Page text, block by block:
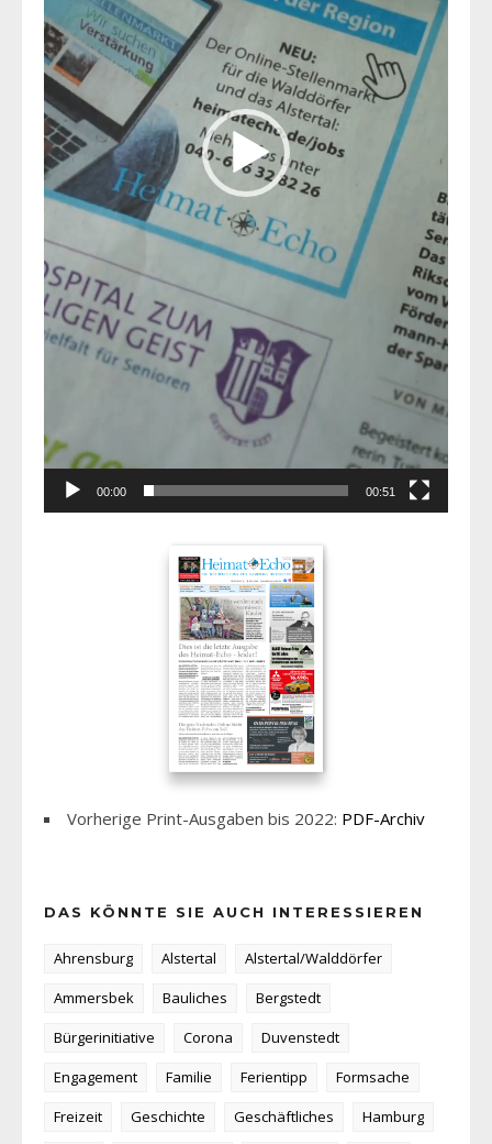
00:00 00:51
Vorherige Print-Ausgaben bis 2022: PDF-Archiv
DAS KÖNNTE SIE AUCH INTERESSIEREN
Ahrensburg Alstertal
Alstertal/Walddörfer
Ammersbek
Bauliches
Bergstedt
Bürgerinitiative
Corona
Duvenstedt
Engagement
Familie Ferientipp
Formsache
Freizeit
Geschichte Geschäftliches
Hamburg